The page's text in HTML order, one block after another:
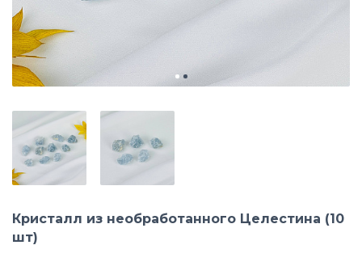
Кристалл из необработанного Целестина (10
шт)